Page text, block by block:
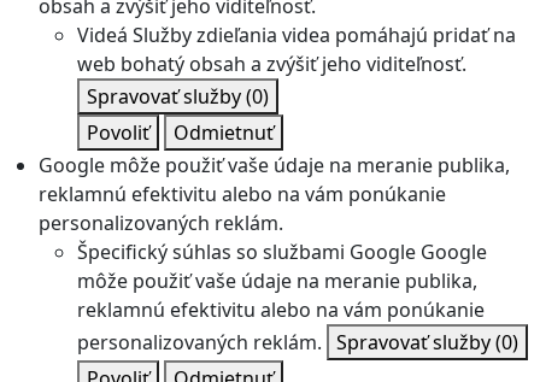
obsah a zvýšiť jeho viditeľnosť.
Videá Služby zdieľania videa pomáhajú pridať na
web bohatý obsah a zvýšiť jeho viditeľnosť.
Spravovať služby(0)
Povoliť
Odmietnuť
Google môže použiť vaše údaje na meranie publika,
reklamnú efektivitu alebo na vám ponúkanie
personalizovaných reklám.
Špecifický súhlas so službami Google Google
môže použiť vaše údaje na meranie publika,
reklamnú efektivitu alebo na vám ponúkanie
personalizovaných reklám. Spravovať služby(0)